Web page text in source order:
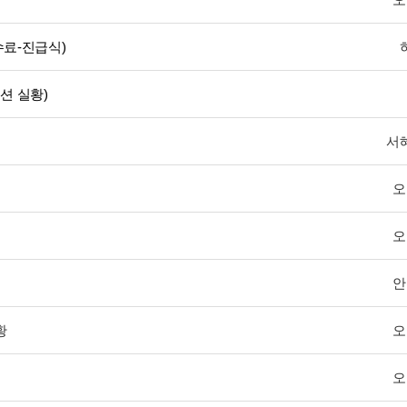
료-진급식)
실황)
서